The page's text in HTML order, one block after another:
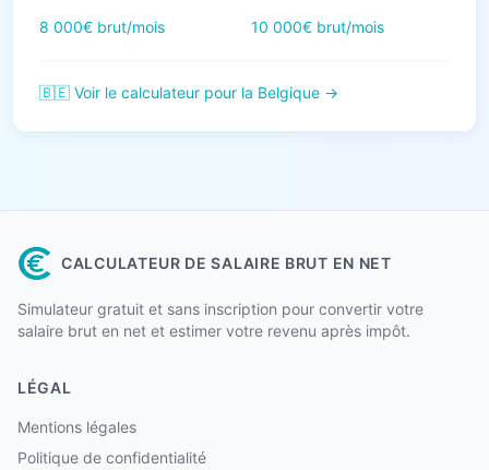
8 000€ brut/mois 10 000€ brut/mois
🇧🇪 Voir le calculateur pour la Belgique →
CALCULATEUR DE SALAIRE BRUT EN NET
Simulateur gratuit et sans inscription pour convertir votre
salaire brut en net et estimer votre revenu après impôt.
LÉGAL
Mentions légales
Politique de confidentialité